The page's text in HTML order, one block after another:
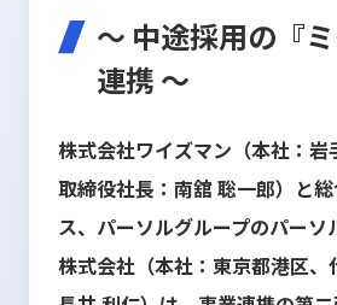
〜 中途採用の『
連携 ～
株式会社ワイズマン（本社：岩
取締役社長：南舘 聡一郎）と
ス、パーソルグループのパーソ
株式会社（本社：東京都港区、